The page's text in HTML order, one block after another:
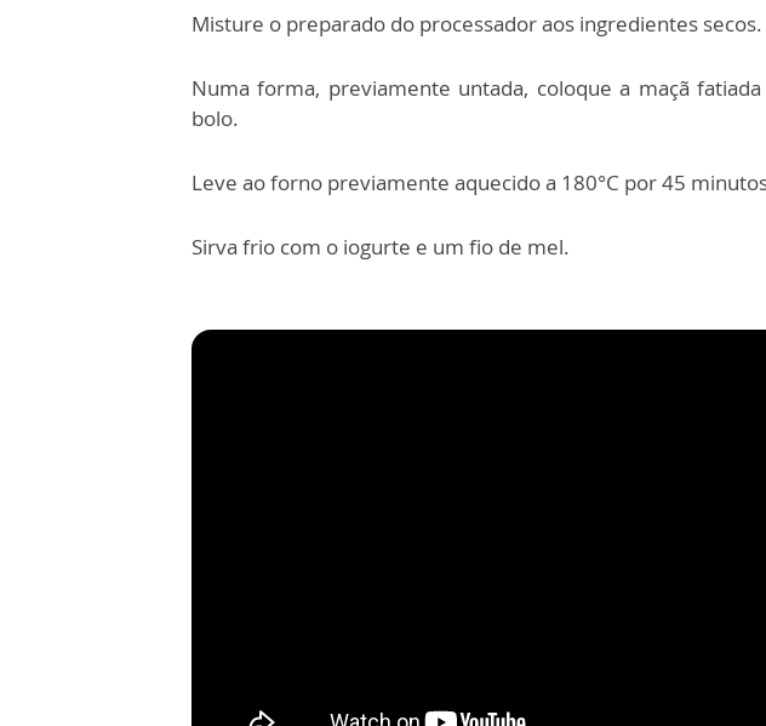
Misture o preparado do processador aos ingredientes secos.
Numa forma, previamente untada, coloque a maçã
bolo.
Leve ao forno previamente aquecido a 180°C por 45
Sirva frio com o iogurte e um fio de mel.